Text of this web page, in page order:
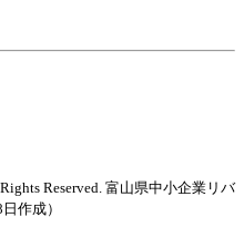
Reserved. 富山県中小企業リバ
作成）